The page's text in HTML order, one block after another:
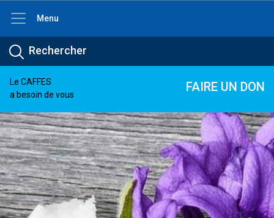
Menu
Le CAFFES
a besoin de vous
FAIRE UN DON